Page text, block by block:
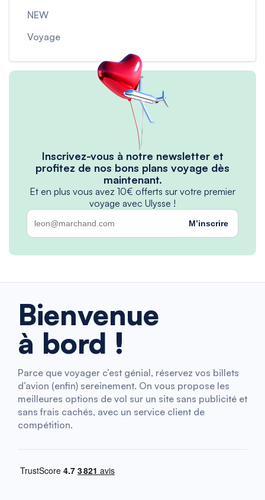
NEW
Voyage
Inscrivez-vous à notre newsletter et
profitez de nos bons plans voyage dès
maintenant.
Et en plus vous avez 10€ offerts sur votre premier
voyage avec Ulysse !
M’inscrire
Bienvenue
à bord !
Parce que voyager c’est génial, réservez vos billets
d’avion (enfin) sereinement. On vous propose les
meilleures options de vol sur un site sans publicité et
sans frais cachés, avec un service client de
compétition.